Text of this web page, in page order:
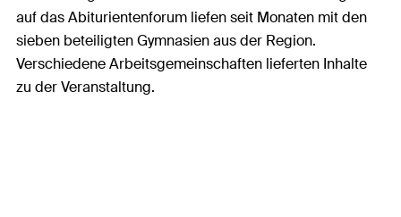
auf das Abiturientenforum liefen seit Monaten mit den
sieben beteiligten Gymnasien aus der Region.
Verschiedene Arbeitsgemeinschaften lieferten Inhalte
zu der Veranstaltung.